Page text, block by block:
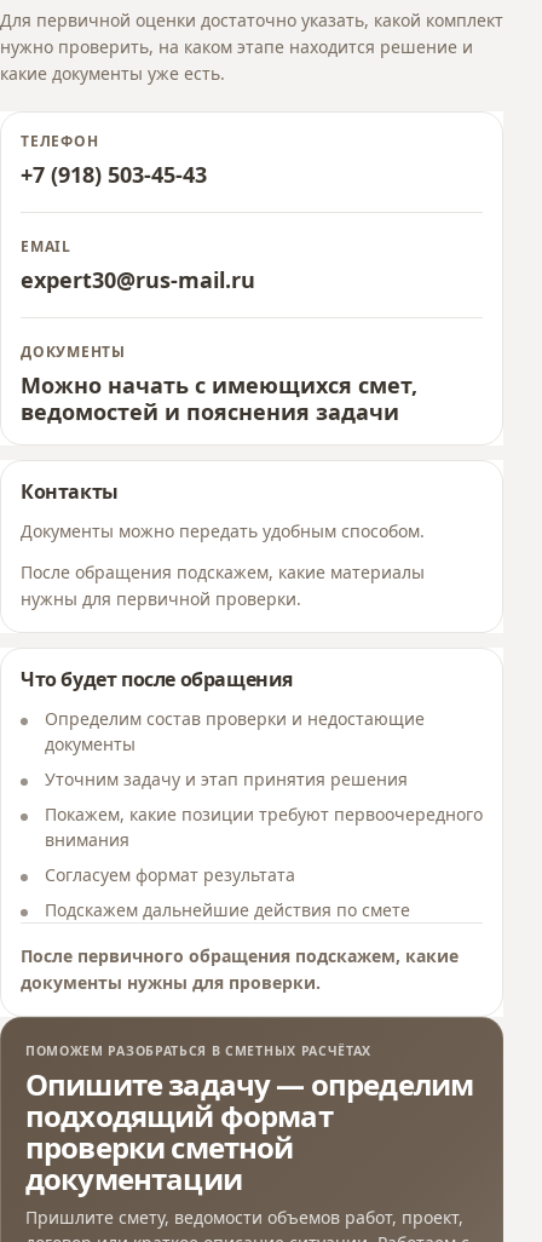
Для первичной оценки достаточно указать, какой комплект
нужно проверить, на каком этапе находится решение и
какие документы уже есть.
ТЕЛЕФОН
+7 (918) 503-45-43
EMAIL
expert30@rus-mail.ru
ДОКУМЕНТЫ
Можно начать с имеющихся смет,
ведомостей и пояснения задачи
Контакты
Документы можно передать удобным способом.
После обращения подскажем, какие материалы
нужны для первичной проверки.
Что будет после обращения
Определим состав проверки и недостающие
документы
Уточним задачу и этап принятия решения
Покажем, какие позиции требуют первоочередного
внимания
Согласуем формат результата
Подскажем дальнейшие действия по смете
После первичного обращения подскажем, какие
документы нужны для проверки.
ПОМОЖЕМ РАЗОБРАТЬСЯ В СМЕТНЫХ РАСЧЁТАХ
Опишите задачу — определим
подходящий формат
проверки сметной
документации
Пришлите смету, ведомости объемов работ, проект,